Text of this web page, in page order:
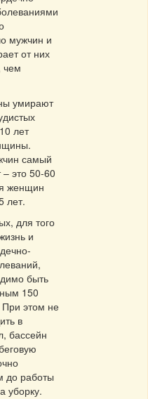
мужчин и
от них
чем
умирают
лет
самый
это 50-60
женщин
лет.
для того
и
быть
150
этом не
в
бассейн
до работы
уборку.